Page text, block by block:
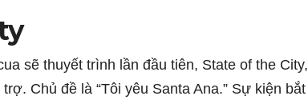
sẽ thuyết trình lần đầu tiên, State of the City,
Chủ đề là “Tôi yêu Santa Ana.” Sự kiện bắt